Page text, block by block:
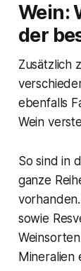
Wein:
der
Zusätzlich
ebenfalls
Wein
So sind in
ganze
sowie
Mineralien